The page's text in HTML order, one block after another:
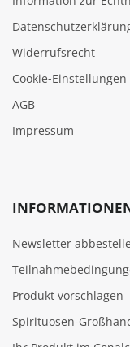
Widerrufsrecht
Cookie‑Einstellungen
AGB
Impressum
Newsletter
Produkt vorschlagen
Spirituosen-